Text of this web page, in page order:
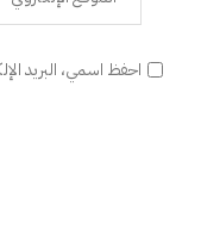
احفظ اسمي، البريد